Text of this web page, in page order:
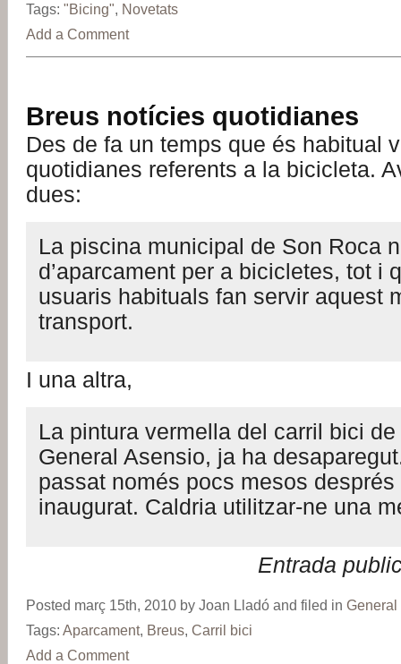
Tags: "Bicing", Novetats
Add a Comment
Breus notícies quotidianes
Des de fa un temps que és habitual
quotidianes referents a la bicicleta.
dues:
La piscina municipal de Son Roca
d’aparcament per a bicicletes, tot i
usuaris habituals fan servir aquest
transport.
I una altra,
La pintura vermella del carril bici
General Asensio, ja ha
passat només pocs mesos després
inaugurat. Caldria utilitzar-ne una
Entrada
Posted març 15th, 2010 by Joan Lladó and filed in General
Tags: Aparcament, Breus Carril bici
Add a Comment